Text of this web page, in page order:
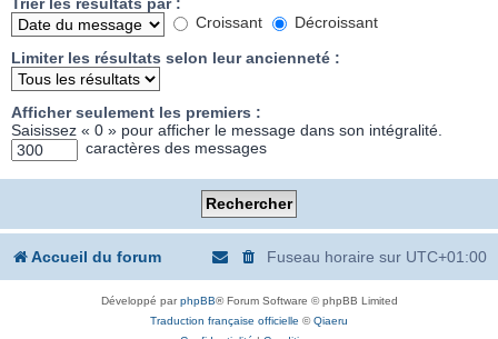
Croissant
Décroissant
Limiter les résultats selon leur ancienneté :
Afficher seulement les premiers :
Saisissez « 0 » pour afficher le message dans son intégralité.
caractères des messages
Accueil du forum Fuseau horaire sur UTC+01:00
Développé parphpBB® Forum Software © phpBB Limited
Traduction française officielle ©Qiaeru